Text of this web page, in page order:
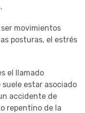
movimientos
posturas, el estrés
el llamado
suele estar asociado
accidente de
repentino de la